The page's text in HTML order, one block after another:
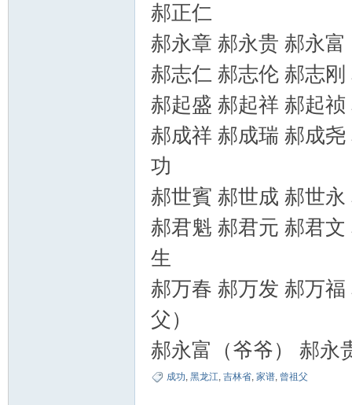
郝正仁
郝永章 郝永贵 郝永富
郝志仁 郝志伦 郝志刚
郝起盛 郝起祥 郝起祯
郝成祥 郝成瑞 郝成
功
郝世賓 郝世成 郝世
郝君魁 郝君元 郝君
生
郝万春 郝万发 郝万
父）
郝永富（爷爷） 郝永
成功, 黑龙江, 吉林省, 家谱, 曾祖父